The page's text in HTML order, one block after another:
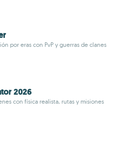
por eras con PvP y guerras de clanes
2026
con física realista, rutas y misiones